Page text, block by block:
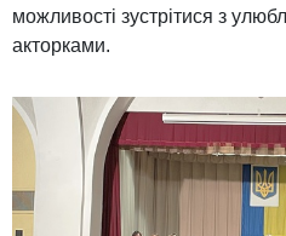
можливості зустрітися з
акторками.